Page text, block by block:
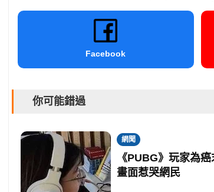
Facebook
你可能錯過
網聞
《PUBG》玩家為
畫面惹哭網民